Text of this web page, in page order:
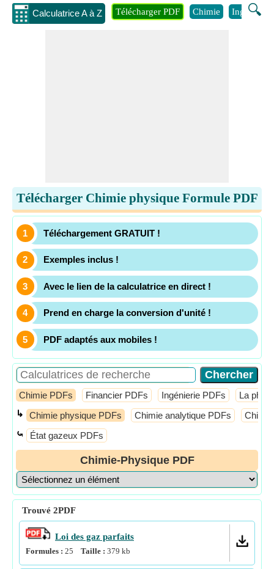
Calculatrice A à Z 🔍
Télécharger PDF Chimie Ingénierie
Télécharger Chimie physique Formule PDF
Téléchargement GRATUIT !
Exemples inclus !
Avec le lien de la calculatrice en direct !
Prend en charge la conversion d'unité !
PDF adaptés aux mobiles !
Chimie PDFs Financier PDFs Ingénierie PDFs La
↳ Chimie physique PDFs Chimie analytique PDFs
⤿ État gazeux PDFs
Chimie-Physique PDF
Trouvé 2PDF
Loi des gaz parfaits
Formules : 25 Taille : 379 kb